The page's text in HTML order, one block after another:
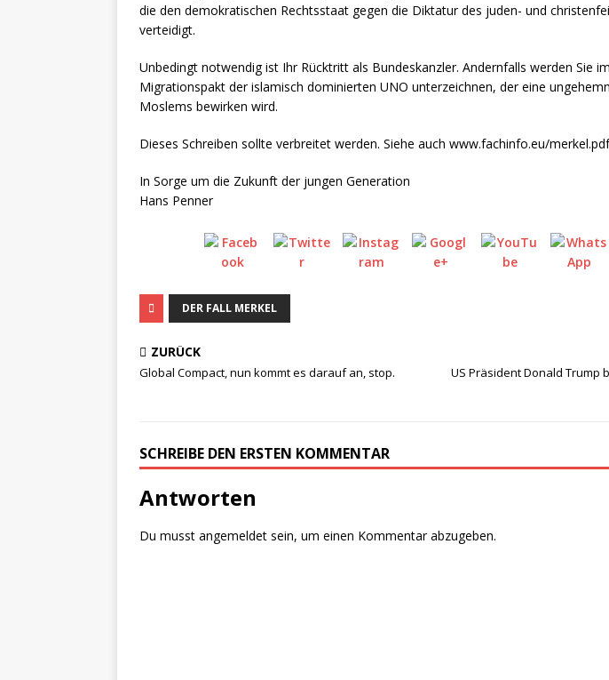
die den demokratischen Rechtsstaat gegen die Diktatur des juden- und
verteidigt.
Unbedingt notwendig ist Ihr Rücktritt als Bundeskanzler. Andernfalls werden Sie
Migrationspakt der islamisch dominierten UNO unterzeichnen, der eine
Moslems bewirken wird.
Dieses Schreiben sollte verbreitet werden. Siehe auch www.fachinfo.eu/
In Sorge um die Zukunft der jungen Generation
Hans Penner
DER FALL MERKEL
ZURÜCK
Global Compact, nun kommt es darauf an, stop.
US Präsident Donald Trump
SCHREIBE DEN ERSTEN KOMMENTAR
Antworten
Du musst angemeldet sein, um einen Kommentar abzugeben.